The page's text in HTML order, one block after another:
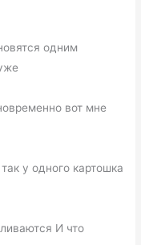
одним
вот мне
у одного картошка
И что